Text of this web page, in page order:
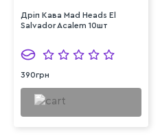
Дріп Кава Mad Heads El
Salvador Acalem 10шт
390грн